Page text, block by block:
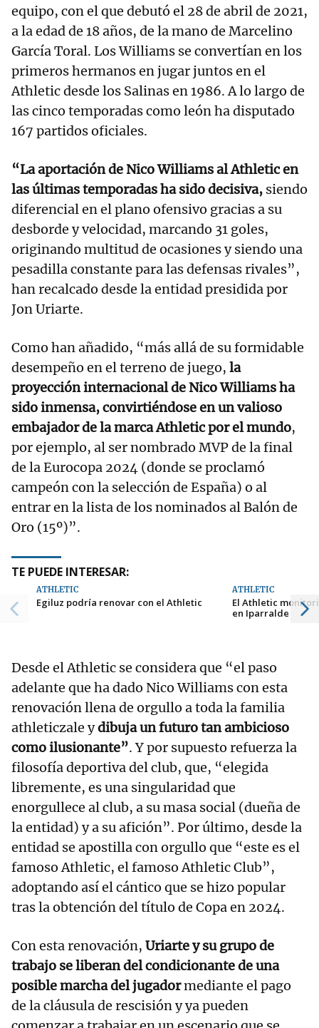
equipo, con el que debutó el 28 de abril de 2021,
a la edad de 18 años, de la mano de Marcelino
García Toral. Los Williams se convertían en los
primeros hermanos en jugar juntos en el
Athletic desde los Salinas en 1986. A lo largo de
las cinco temporadas como león ha disputado
167 partidos oficiales.
“La aportación de Nico Williams al Athletic en
las últimas temporadas ha sido decisiva, siendo
diferencial en el plano ofensivo gracias a su
desborde y velocidad, marcando 31 goles,
originando multitud de ocasiones y siendo una
pesadilla constante para las defensas rivales”,
han recalcado desde la entidad presidida por
Jon Uriarte.
Como han añadido, “más allá de su formidable
desempeño en el terreno de juego, la
proyección internacional de Nico Williams ha
sido inmensa, convirtiéndose en un valioso
embajador de la marca Athletic por el mundo,
por ejemplo, al ser nombrado MVP de la final
de la Eurocopa 2024 (donde se proclamó
campeón con la selección de España) o al
entrar en la lista de los nominados al Balón de
Oro (15º)”.
TE PUEDE INTERESAR:
ATHLETIC
Egiluz podría renovar con el Athletic
ATHLETIC
El Athletic
en Iparralde
Desde el Athletic se considera que “el paso
adelante que ha dado Nico Williams con esta
renovación llena de orgullo a toda la familia
athleticzale ydibuja un futuro tan ambicioso
como ilusionante”. Y por supuesto refuerza la
filosofía deportiva del club, que, “elegida
libremente, es una singularidad que
enorgullece al club, a su masa social (dueña de
la entidad) y a su afición”. Por último, desde la
entidad se apostilla con orgullo que “este es el
famoso Athletic, el famoso Athletic Club”,
adoptando así el cántico que se hizo popular
tras la obtención del título de Copa en 2024.
Con esta renovación, Uriarte y su grupo de
trabajo se liberan del condicionante de una
posible marcha del jugadormediante el pago
de la cláusula de rescisión y ya pueden